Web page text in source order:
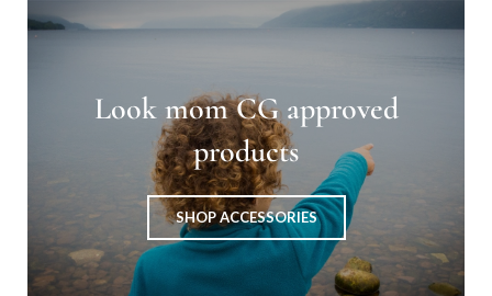
Look mom CG approved
products
SHOP ACCESSORIES